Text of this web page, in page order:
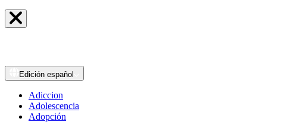
Edición español
Adiccion
Adolescencia
Adopción